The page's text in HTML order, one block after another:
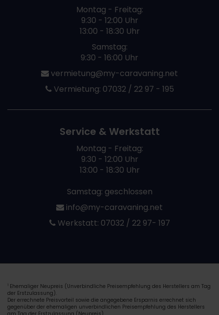
Montag - Freitag:
9:30 - 12:00 Uhr
13:00 - 18:30 Uhr
Samstag:
9:30 - 16:00 Uhr
vermietung@my-caravaning.net
Vermietung: 07032 / 22 97 - 195
Service & Werkstatt
Montag - Freitag:
9:30 - 12:00 Uhr
13:00 - 18:30 Uhr
Samstag: geschlossen
info@my-caravaning.net
Werkstatt: 07032 / 22 97- 197
1 Ehemaliger Neupreis (Unverbindliche Preisempfehlung des Herstellers am Tag
der Erstzulassung).
Der errechnete Preisvorteil sowie die angegebene Ersparnis errechnet sich
gegenüber der ehemaligen unverbindlichen Preisempfehlung des Herstellers